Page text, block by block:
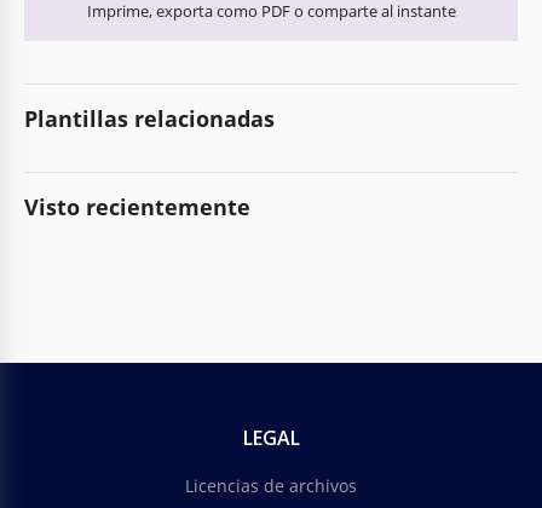
Imprime, exporta como PDF o comparte al instante
Plantillas relacionadas
Visto recientemente
LEGAL
Licencias de archivos